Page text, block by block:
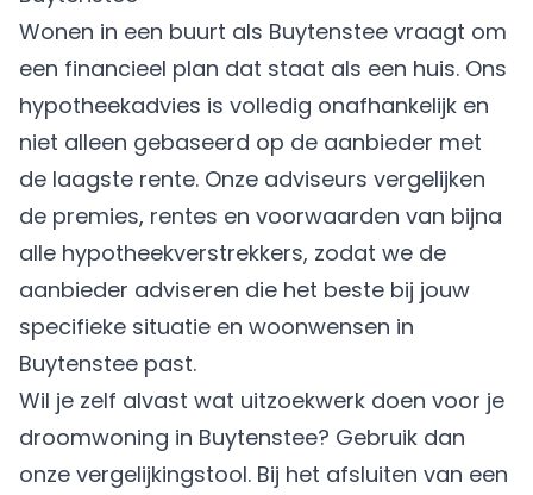
Wonen in een buurt als Buytenstee vraagt om
een financieel plan dat staat als een huis. Ons
hypotheekadvies is volledig onafhankelijk en
niet alleen gebaseerd op de aanbieder met
de laagste rente. Onze adviseurs vergelijken
de premies, rentes en voorwaarden van bijna
alle hypotheekverstrekkers, zodat we de
aanbieder adviseren die het beste bij jouw
specifieke situatie en woonwensen in
Buytenstee past.
Wil je zelf alvast wat uitzoekwerk doen voor je
droomwoning in Buytenstee? Gebruik dan
onze vergelijkingstool. Bij het afsluiten van een